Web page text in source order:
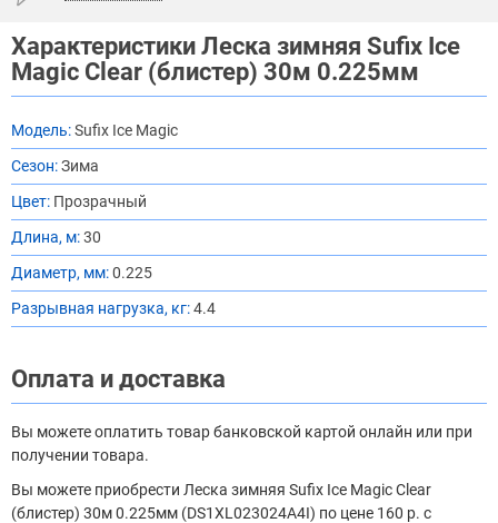
Характеристики Леска зимняя Sufix Ice
Magic Clear (блистер) 30м 0.225мм
Модель:Sufix Ice Magic
Сезон:Зима
Цвет: Прозрачный
Длина, м:30
Диаметр, мм:0.225
Разрывная нагрузка, кг:4.4
Оплата и доставка
Вы можете оплатить товар банковской картой онлайн или при
получении товара.
Вы можете приобрести Леска зимняя Sufix Ice Magic Clear
(блистер) 30м 0.225мм (DS1XL023024A4I) по цене 160 р. с